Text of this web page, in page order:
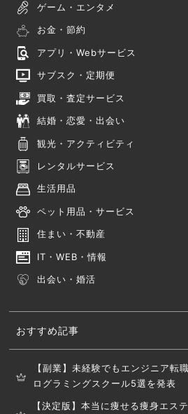
ゲーム・エンタメ
お金・節約
アプリ・Webサービス
サブスク・定期便
買取・査定サービス
結婚・恋愛・出会い
観光・アクティビティ
レンタルサービス
生活用品
ペット用品・サービス
住まい・不動産
IT・WEB・情報
出会い・婚活
おすすめ記事
【副業】未経験でもエンジニア転
ログラミングスクール5選を発表
【決定版】本当に痩せる痩身エス